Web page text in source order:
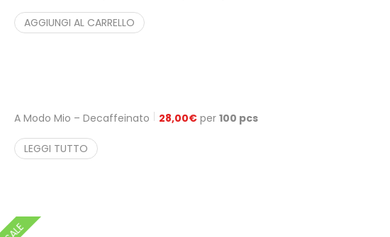
AGGIUNGI AL CARRELLO
A Modo Mio – Decaffeinato 28,00€ per 100 pcs
LEGGI TUTTO